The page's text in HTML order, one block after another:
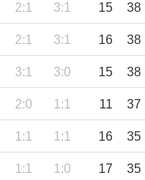
2:1 3:1 15 38
2:1 3:1 16 38
3:1 3:0 15 38
2:0 1:1 11 37
1:1 1:1 16 35
1:1 1:0 17 35